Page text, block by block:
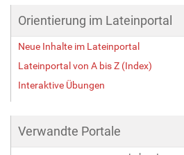
Orientierung im Lateinportal
Neue Inhalte im Lateinportal
Lateinportal von A bis Z (Index)
Interaktive Übungen
Verwandte Portale